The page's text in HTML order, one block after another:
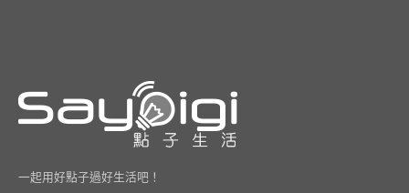
一起用好點子過好生活吧！